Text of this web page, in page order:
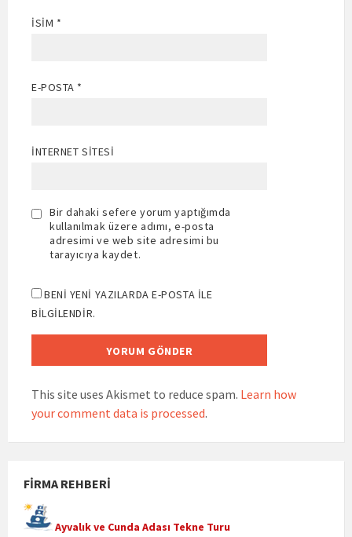
İSIM *
E-POSTA *
İNTERNET SITESI
Bir dahaki sefere yorum yaptığımda
kullanılmak üzere adımı, e-posta
adresimi ve web site adresimi bu
tarayıcıya kaydet.
BENI YENI YAZILARDA E-POSTA ILE
BILGILENDIR.
This site uses Akismet to reduce spam. Learn how
your comment data is processed.
FIRMA REHBERI
Ayvalık ve Cunda Adası Tekne Turu